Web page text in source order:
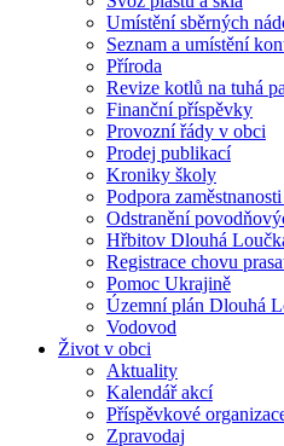
Umístění sběrných
Seznam a umístění
Příroda
Revize kotlů na tuhá
Finanční příspěvky
Provozní řády v obci
Prodej publikací
Kroniky školy
Podpora
Odstranění
Hřbitov Dlouhá
Registrace chovu
Pomoc Ukrajině
Územní plán Dlouhá
Vodovod
Život v obci
Aktuality
Kalendář akcí
Příspěvkové
Zpravodaj